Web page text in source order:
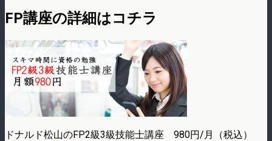
FP講座の詳細はコチラ
ドナルド松山のFP2級3級技能士講座 980円/月（税込）